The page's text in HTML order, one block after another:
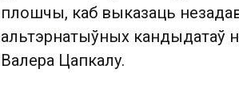
плошчы, каб выказаць
альтэрнатыўных кандыдатаў
Валера Цапкалу.